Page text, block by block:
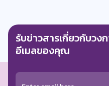
รับข่าวสารเกี่ยวกับว
อีเมลของคุณ